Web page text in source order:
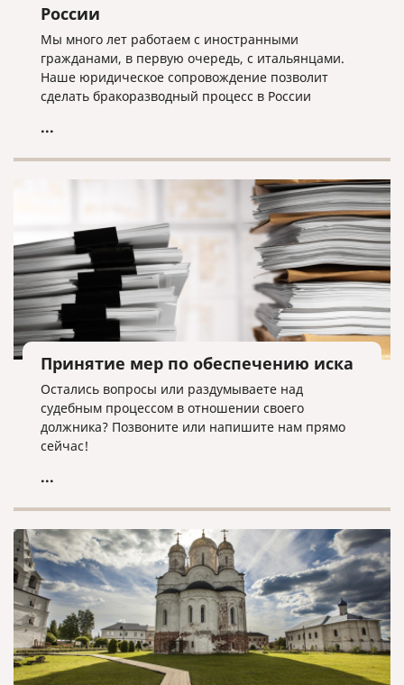
России
Мы много лет работаем с иностранными
гражданами, в первую очередь, с итальянцами.
Наше юридическое сопровождение позволит
сделать бракоразводный процесс в России
...
Принятие мер по обеспечению иска
Остались вопросы или раздумываете над
судебным процессом в отношении своего
должника? Позвоните или напишите нам прямо
сейчас!
...